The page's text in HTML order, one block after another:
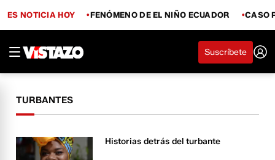
ES NOTICIA HOY FENÓMENO DE EL NIÑO ECUADOR CASO
Suscríbete
TURBANTES
Historias detrás del turbante